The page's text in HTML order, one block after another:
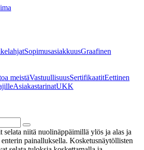
SopimusasiakkuusGraafinen
meistäVastuullisuusSertifikaatitEettinen
AsiakastarinatUKK
niitä nuolinäppäimillä ylös ja alas ja
painalluksella. Kosketusnäytöllisten